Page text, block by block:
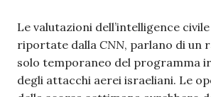
Le valutazioni dell’intelligence
riportate dalla CNN, parlano di un
solo temporaneo del programma
degli attacchi aerei israeliani. Le